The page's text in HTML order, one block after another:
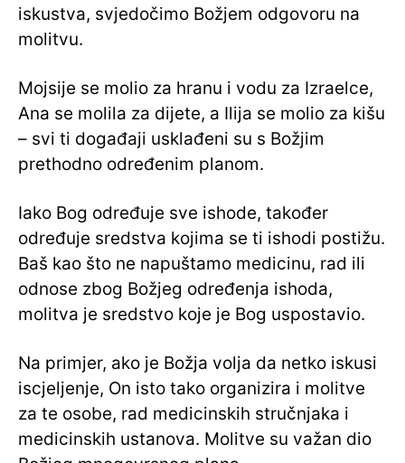
iskustva, svjedočimo Božjem odgovoru na
molitvu.
Mojsije se molio za hranu i vodu za Izraelce,
Ana se molila za dijete, a Ilija se molio za kišu
– svi ti događaji usklađeni su s Božjim
prethodno određenim planom.
Iako Bog određuje sve ishode, također
određuje sredstva kojima se ti ishodi postižu.
Baš kao što ne napuštamo medicinu, rad ili
odnose zbog Božjeg određenja ishoda,
molitva je sredstvo koje je Bog uspostavio.
Na primjer, ako je Božja volja da netko iskusi
iscjeljenje, On isto tako organizira i molitve
za te osobe, rad medicinskih stručnjaka i
medicinskih ustanova. Molitve su važan dio